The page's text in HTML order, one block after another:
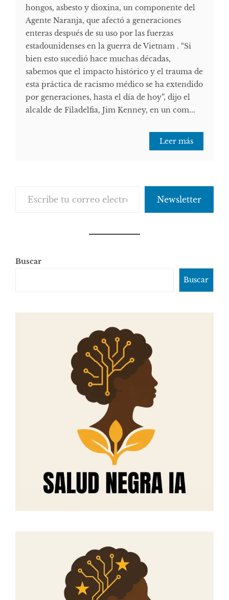
hongos, asbesto y dioxina, un componente del
Agente Naranja, que afectó a generaciones
enteras después de su uso por las fuerzas
estadounidenses en la guerra de Vietnam . “Si
bien esto sucedió hace muchas décadas,
sabemos que el impacto histórico y el trauma de
esta práctica de racismo médico se ha extendido
por generaciones, hasta el día de hoy”, dijo el
alcalde de Filadelfia, Jim Kenney, en un com...
Leer más
Newsletter
Buscar
Buscar